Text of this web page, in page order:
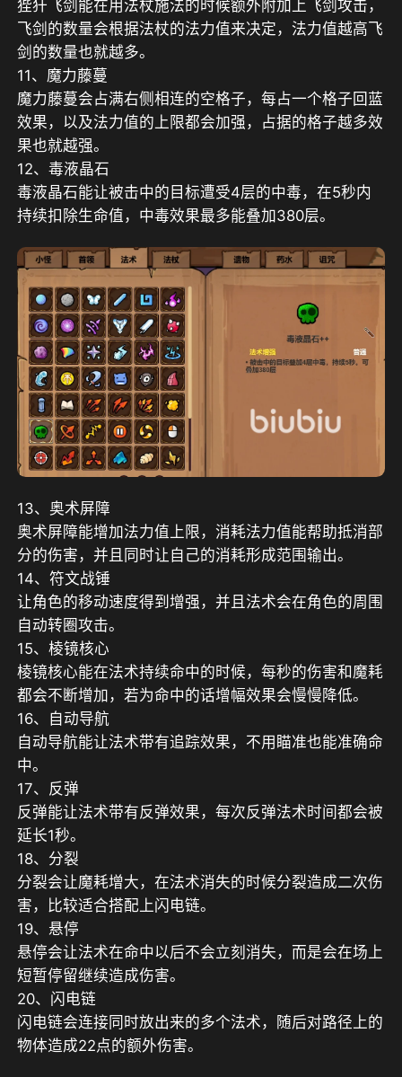
狴犴飞剑能在用法杖施法的时候额外附加上飞剑攻击，
飞剑的数量会根据法杖的法力值来决定，法力值越高飞
剑的数量也就越多。
11、魔力藤蔓
魔力藤蔓会占满右侧相连的空格子，每占一个格子回蓝
效果，以及法力值的上限都会加强，占据的格子越多效
果也就越强。
12、毒液晶石
毒液晶石能让被击中的目标遭受4层的中毒，在5秒内
持续扣除生命值，中毒效果最多能叠加380层。
13、奥术屏障
奥术屏障能增加法力值上限，消耗法力值能帮助抵消部
分的伤害，并且同时让自己的消耗形成范围输出。
14、符文战锤
让角色的移动速度得到增强，并且法术会在角色的周围
自动转圈攻击。
15、棱镜核心
棱镜核心能在法术持续命中的时候，每秒的伤害和魔耗
都会不断增加，若为命中的话增幅效果会慢慢降低。
16、自动导航
自动导航能让法术带有追踪效果，不用瞄准也能准确命
中。
17、反弹
反弹能让法术带有反弹效果，每次反弹法术时间都会被
延长1秒。
18、分裂
分裂会让魔耗增大，在法术消失的时候分裂造成二次伤
害，比较适合搭配上闪电链。
19、悬停
悬停会让法术在命中以后不会立刻消失，而是会在场上
短暂停留继续造成伤害。
20、闪电链
闪电链会连接同时放出来的多个法术，随后对路径上的
物体造成22点的额外伤害。